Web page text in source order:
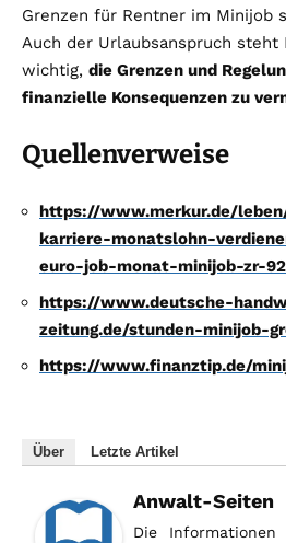
Grenzen für Rentner im Minijob
Auch der Urlaubsanspruch
wichtig, die Grenzen und
finanzielle Konsequenzen zu
Quellenverweise
https://www.merkur.de/
karriere-monatslohn-
euro-job-monat-minijob-zr-
https://www.deutsche-
zeitung.de/stunden-minijob-
https://www.finanztip.de/
Über Letzte Artikel
Anwalt-Seiten
Die Informationen